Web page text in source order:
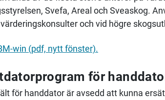
Svefa, Areal och Sveaskog.
och vid högre
win (pdf, nytt fönster).
för
för handdator är avsedd att kunna